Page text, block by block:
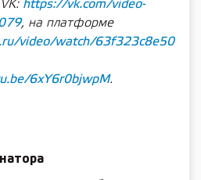
VK: https://vk.com/video-
, на платформе
video/watch/63f323c8e50
6xY6r0bjwpM.